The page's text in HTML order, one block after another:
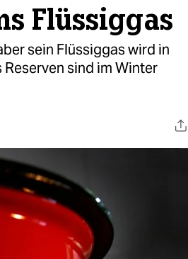
Flüssiggas
sein Flüssiggas wird in
sind im Winter